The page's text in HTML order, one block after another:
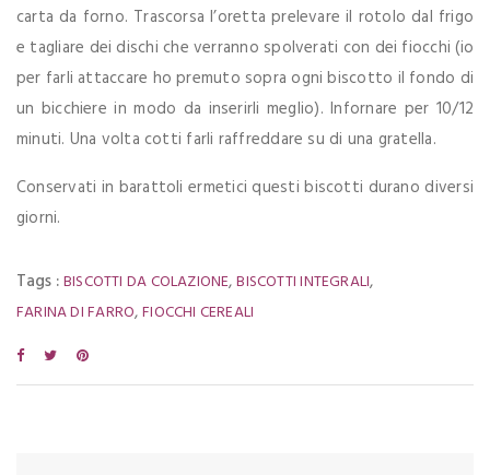
carta da forno. Trascorsa l’oretta prelevare il rotolo dal frigo
e tagliare dei dischi che verranno spolverati con dei fiocchi (io
per farli attaccare ho premuto sopra ogni biscotto il fondo di
un bicchiere in modo da inserirli meglio). Infornare per 10/12
minuti. Una volta cotti farli raffreddare su di una gratella.
Conservati in barattoli ermetici questi biscotti durano diversi
giorni.
Tags :BISCOTTI DA COLAZIONE,BISCOTTI INTEGRALI,
FARINA DI FARRO,FIOCCHI CEREALI